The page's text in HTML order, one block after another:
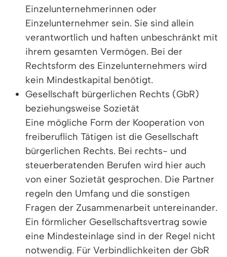
Einzelunternehmerinnen oder
Einzelunternehmer sein. Sie sind allein
verantwortlich und haften unbeschränkt mit
ihrem gesamten Vermögen. Bei der
Rechtsform des Einzelunternehmers wird
kein Mindestkapital benötigt.
Gesellschaft bürgerlichen Rechts (GbR)
beziehungsweise Sozietät
Eine mögliche Form der Kooperation von
freiberuflich Tätigen ist die Gesellschaft
bürgerlichen Rechts. Bei rechts- und
steuerberatenden Berufen wird hier auch
von einer Sozietät gesprochen. Die Partner
regeln den Umfang und die sonstigen
Fragen der Zusammenarbeit untereinander.
Ein förmlicher Gesellschaftsvertrag sowie
eine Mindesteinlage sind in der Regel nicht
notwendig. Für Verbindlichkeiten der GbR